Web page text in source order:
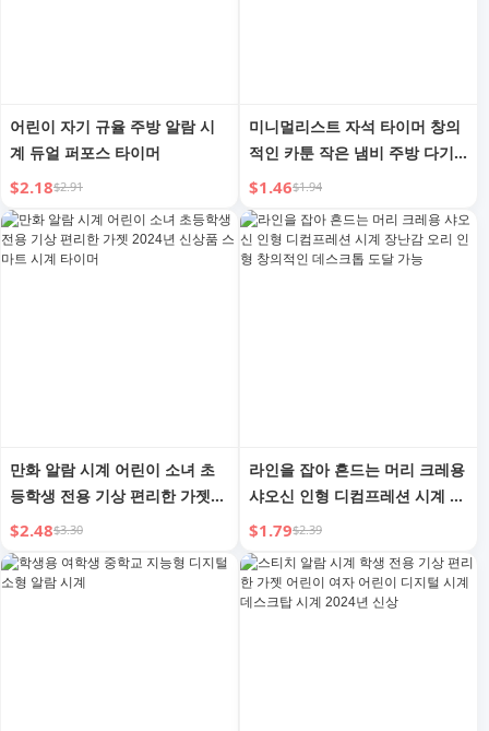
어린이 자기 규율 주방 알람 시
계 듀얼 퍼포스 타이머
$2.18$2.91
미니멀리스트 자석 타이머 창의
적인 카툰 작은 냄비 주방 다기
능 학습 시간 관리자 긍정적인
카운트다운 타이머
$1.46$1.94
만화 알람 시계 어린이 소녀 초
등학생 전용 기상 편리한 가젯
2024년 신상품 스마트 시계 타
이머
$2.48$3.30
라인을 잡아 흔드는 머리 크레용
샤오신 인형 디컴프레션 시계 장
난감 오리 인형 창의적인 데스크
톱 도달 가능
$1.79$2.39